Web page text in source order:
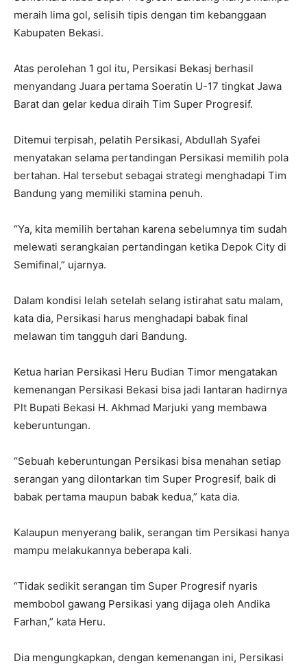
meraih lima gol, selisih tipis dengan tim kebanggaan
Kabupaten Bekasi.
Atas perolehan 1 gol itu, Persikasi Bekasj berhasil
menyandang Juara pertama Soeratin U-17 tingkat Jawa
Barat dan gelar kedua diraih Tim Super Progresif.
Ditemui terpisah, pelatih Persikasi, Abdullah Syafei
menyatakan selama pertandingan Persikasi memilih pola
bertahan. Hal tersebut sebagai strategi menghadapi Tim
Bandung yang memiliki stamina penuh.
“Ya, kita memilih bertahan karena sebelumnya tim sudah
melewati serangkaian pertandingan ketika Depok City di
Semifinal,” ujarnya.
Dalam kondisi lelah setelah selang istirahat satu malam,
kata dia, Persikasi harus menghadapi babak final
melawan tim tangguh dari Bandung.
Ketua harian Persikasi Heru Budian Timor mengatakan
kemenangan Persikasi Bekasi bisa jadi lantaran hadirnya
Plt Bupati Bekasi H. Akhmad Marjuki yang membawa
keberuntungan.
“Sebuah keberuntungan Persikasi bisa menahan setiap
serangan yang dilontarkan tim Super Progresif, baik di
babak pertama maupun babak kedua,” kata dia.
Kalaupun menyerang balik, serangan tim Persikasi hanya
mampu melakukannya beberapa kali.
“Tidak sedikit serangan tim Super Progresif nyaris
membobol gawang Persikasi yang dijaga oleh Andika
Farhan,” kata Heru.
Dia mengungkapkan, dengan kemenangan ini, Persikasi